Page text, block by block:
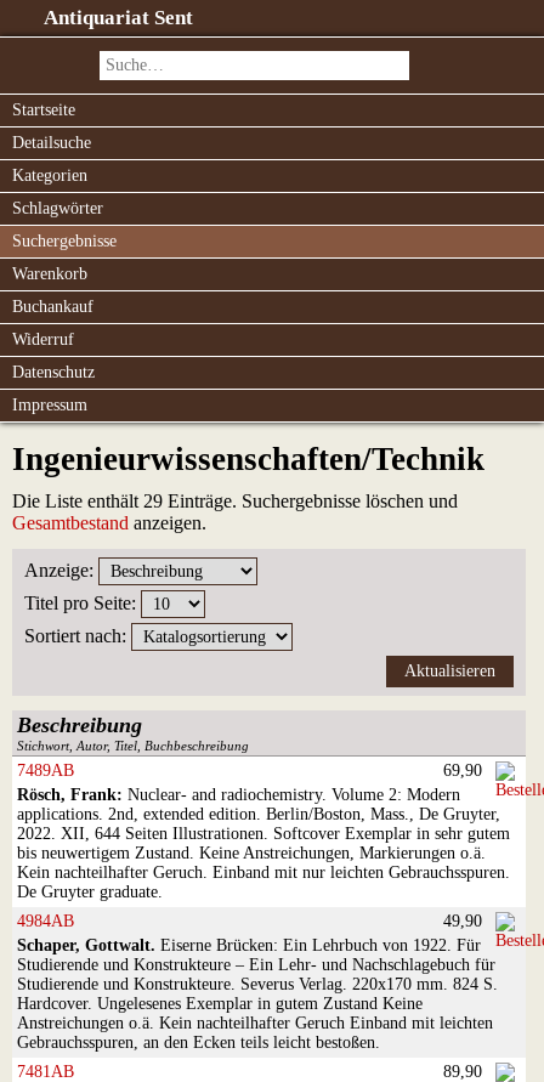
Antiquariat Sent
Startseite
Detailsuche
Kategorien
Schlagwörter
Suchergebnisse
Warenkorb
Buchankauf
Widerruf
Datenschutz
Impressum
Ingenieurwissenschaften/Technik
Die Liste enthält 29 Einträge. Suchergebnisse löschen und
Gesamtbestand anzeigen.
Anzeige:
Titel pro Seite:
Sortiert nach:
Beschreibung
Stichwort, Autor, Titel, Buchbeschreibung
7489AB
Rösch, Frank: Nuclear- and radiochemistry. Volume 2: Modern
applications. 2nd, extended edition. Berlin/Boston, Mass., De Gruyter,
2022. XII, 644 Seiten Illustrationen. Softcover Exemplar in sehr gutem
bis neuwertigem Zustand. Keine Anstreichungen, Markierungen o.ä.
Kein nachteilhafter Geruch. Einband mit nur leichten Gebrauchsspuren.
De Gruyter graduate.
69,90
4984AB
Schaper, Gottwalt. Eiserne Brücken: Ein Lehrbuch von 1922. Für
Studierende und Konstrukteure – Ein Lehr- und Nachschlagebuch für
Studierende und Konstrukteure. Severus Verlag. 220x170 mm. 824 S.
Hardcover. Ungelesenes Exemplar in gutem Zustand Keine
Anstreichungen o.ä. Kein nachteilhafter Geruch Einband mit leichten
Gebrauchsspuren, an den Ecken teils leicht bestoßen.
49,90
7481AB
89,90